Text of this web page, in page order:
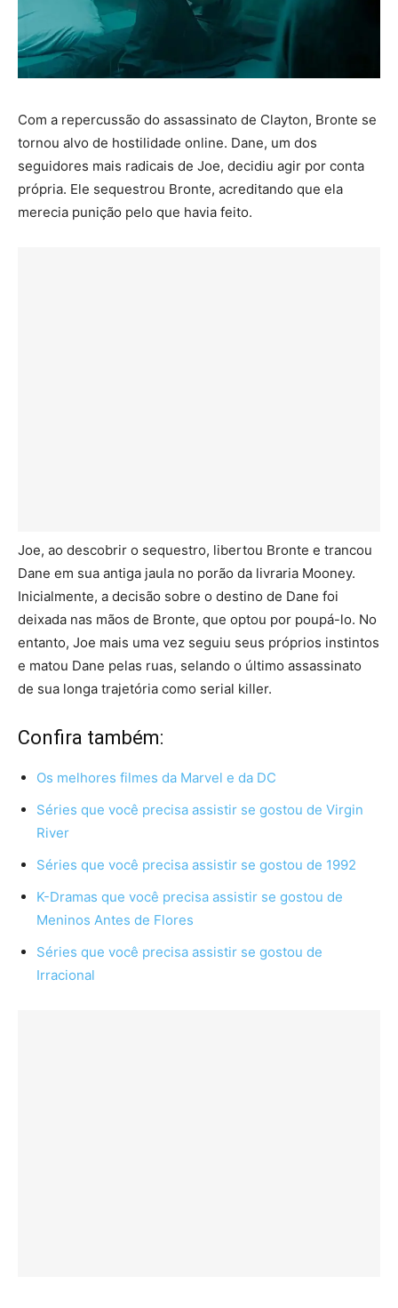
Com a repercussão do assassinato de Clayton, Bronte se
tornou alvo de hostilidade online. Dane, um dos
seguidores mais radicais de Joe, decidiu agir por conta
própria. Ele sequestrou Bronte, acreditando que ela
merecia punição pelo que havia feito.
Joe, ao descobrir o sequestro, libertou Bronte e trancou
Dane em sua antiga jaula no porão da livraria Mooney.
Inicialmente, a decisão sobre o destino de Dane foi
deixada nas mãos de Bronte, que optou por poupá-lo. No
entanto, Joe mais uma vez seguiu seus próprios instintos
e matou Dane pelas ruas, selando o último assassinato
de sua longa trajetória como serial killer.
Confira também:
Os melhores filmes da Marvel e da DC
Séries que você precisa assistir se gostou de Virgin
River
Séries que você precisa assistir se gostou de 1992
K-Dramas que você precisa assistir se gostou de
Meninos Antes de Flores
Séries que você precisa assistir se gostou de
Irracional